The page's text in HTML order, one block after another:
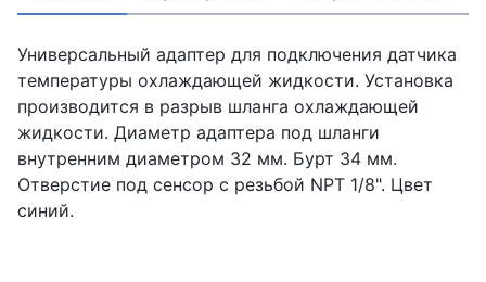
Универсальный адаптер для подключения датчика
температуры охлаждающей жидкости. Установка
производится в разрыв шланга охлаждающей
жидкости. Диаметр адаптера под шланги
внутренним диаметром 32 мм. Бурт 34 мм.
Отверстие под сенсор с резьбой NPT 1/8". Цвет
синий.